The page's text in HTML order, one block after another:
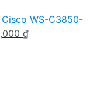
WS-C3850-
₫Giá